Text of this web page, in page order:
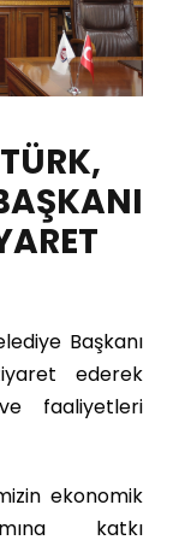
Başkanı
ederek
faaliyetleri
ekonomik
katkı